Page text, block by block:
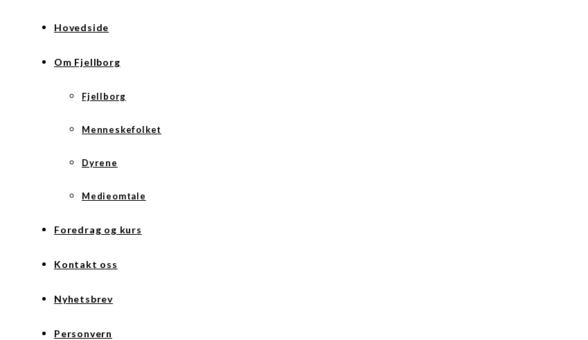
Hovedside
Om Fjellborg
Fjellborg
Menneskefolket
Dyrene
Medieomtale
Foredrag og kurs
Kontakt oss
Nyhetsbrev
Personvern